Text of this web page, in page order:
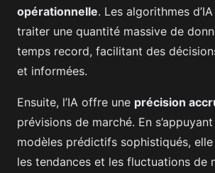
opérationnelle. Les algorithmes
traiter une quantité massive de
temps record, facilitant des
et informées.
Ensuite, l’IA offre une précision
prévisions de marché. En
modèles prédictifs sophistiqués,
les tendances et les fluctuations de